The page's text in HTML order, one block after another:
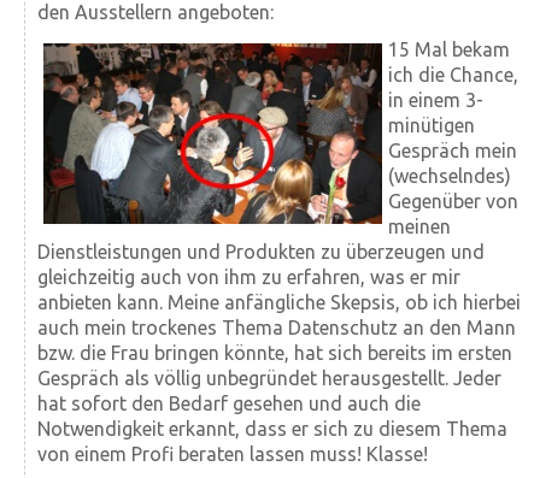
den Ausstellern angeboten:
15 Mal bekam
ich die Chance,
in einem 3-
minütigen
Gespräch mein
(wechselndes)
Gegenüber von
meinen
Dienstleistungen und Produkten zu überzeugen und
gleichzeitig auch von ihm zu erfahren, was er mir
anbieten kann. Meine anfängliche Skepsis, ob ich hierbei
auch mein trockenes Thema Datenschutz an den Mann
bzw. die Frau bringen könnte, hat sich bereits im ersten
Gespräch als völlig unbegründet herausgestellt. Jeder
hat sofort den Bedarf gesehen und auch die
Notwendigkeit erkannt, dass er sich zu diesem Thema
von einem Profi beraten lassen muss! Klasse!